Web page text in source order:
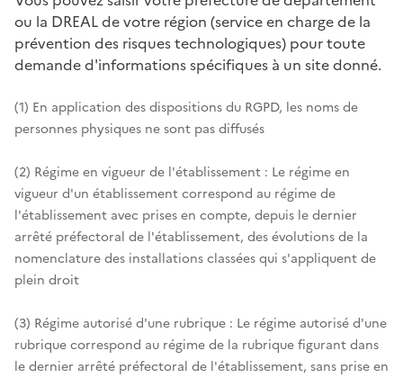
ou la DREAL de votre région (service en charge de la
prévention des risques technologiques) pour toute
demande d'informations spécifiques à un site donné.
(1) En application des dispositions du RGPD, les noms de
personnes physiques ne sont pas diffusés
(2) Régime en vigueur de l'établissement : Le régime en
vigueur d'un établissement correspond au régime de
l'établissement avec prises en compte, depuis le dernier
arrêté préfectoral de l'établissement, des évolutions de la
nomenclature des installations classées qui s'appliquent de
plein droit
(3) Régime autorisé d'une rubrique : Le régime autorisé d'une
rubrique correspond au régime de la rubrique figurant dans
le dernier arrêté préfectoral de l'établissement, sans prise en